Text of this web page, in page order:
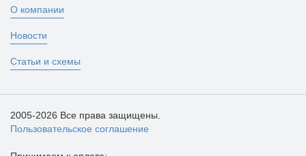
О компании
Новости
Статьи и схемы
2005-2026 Все права защищены.
Пользовательское соглашение